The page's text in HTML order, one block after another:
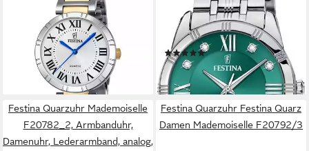
Damen Mademoiselle
F16937/G
129,00 €
lieferbar - in 2-3 Werktagen bei dir
F16940/F, Armbanduhr,
Damenuhr, Edelstahlarmband,
Ø 32 mm
(1)
ab 99,00 €
lieferbar - in 2-3 Werktagen bei dir
Festina Quarzuhr Mademoiselle
F20782_2, Armbanduhr,
Damenuhr, Lederarmband, analog,
Festina Quarzuhr Festina Quarz
Damen Mademoiselle F20792/3